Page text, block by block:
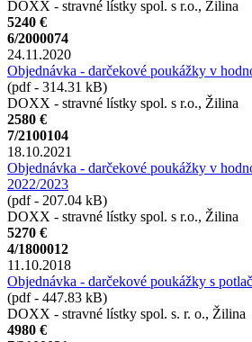
DOXX - stravné lístky spol. s r.o., Žilina
5240 €
6/2000074
24.11.2020
Objednávka - darčekové poukážky v
(pdf - 314.31 kB)
DOXX - stravné lístky spol. s r.o., Žilina
2580 €
7/2100104
18.10.2021
Objednávka - darčekové poukážky v
2022/2023
(pdf - 207.04 kB)
DOXX - stravné lístky spol. s r.o., Žilina
5270 €
4/1800012
11.10.2018
Objednávka - darčekové poukážky s
(pdf - 447.83 kB)
DOXX - stravné lístky spol. s. r. o., Žilina
4980 €